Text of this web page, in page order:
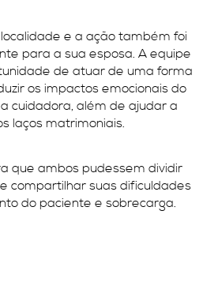
e a ação também foi
para a sua esposa. A equipe
de atuar de uma forma
os impactos emocionais do
cuidadora, além de ajudar a
laços matrimoniais.
que ambos pudessem dividir
compartilhar suas dificuldades
do paciente e sobrecarga.